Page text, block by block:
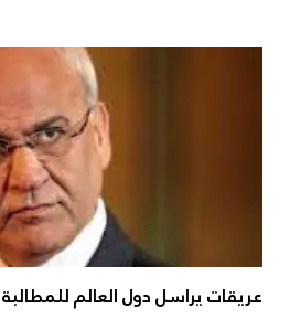
عريقات يراسل دول العالم